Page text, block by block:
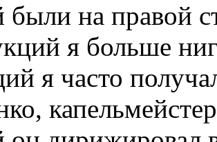
были на правой
я больше
я часто